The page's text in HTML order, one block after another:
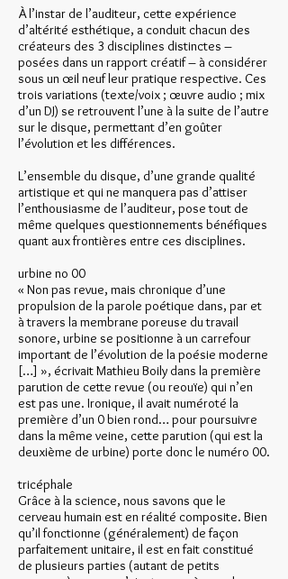
À l’instar de l’auditeur, cette expérience
d’altérité esthétique, a conduit chacun des
créateurs des 3 disciplines distinctes –
posées dans un rapport créatif – à considérer
sous un œil neuf leur pratique respective. Ces
trois variations (texte/voix ; œuvre audio ; mix
d’un DJ) se retrouvent l’une à la suite de l’autre
sur le disque, permettant d’en goûter
l’évolution et les différences.
L’ensemble du disque, d’une grande qualité
artistique et qui ne manquera pas d’attiser
l’enthousiasme de l’auditeur, pose tout de
même quelques questionnements bénéfiques
quant aux frontières entre ces disciplines.
urbine no 00
« Non pas revue, mais chronique d’une
propulsion de la parole poétique dans, par et
à travers la membrane poreuse du travail
sonore, urbine se positionne à un carrefour
important de l’évolution de la poésie moderne
[…] », écrivait Mathieu Boily dans la première
parution de cette revue (ou reouïe) qui n’en
est pas une. Ironique, il avait numéroté la
première d’un 0 bien rond… pour poursuivre
dans la même veine, cette parution (qui est la
deuxième de urbine) porte donc le numéro 00.
tricéphale
Grâce à la science, nous savons que le
cerveau humain est en réalité composite. Bien
qu’il fonctionne (généralement) de façon
parfaitement unitaire, il est en fait constitué
de plusieurs parties (autant de petits